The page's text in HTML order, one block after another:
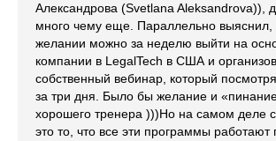
Александрова (Svetlana Aleksandrova)),
много чему еще. Параллельно выяснил,
желании можно за неделю выйти на
компании в LegalTech в США и
собственный вебинар, который
за три дня. Было бы желание и
хорошего тренера )))Но на самом деле
это то, что все эти программы работают